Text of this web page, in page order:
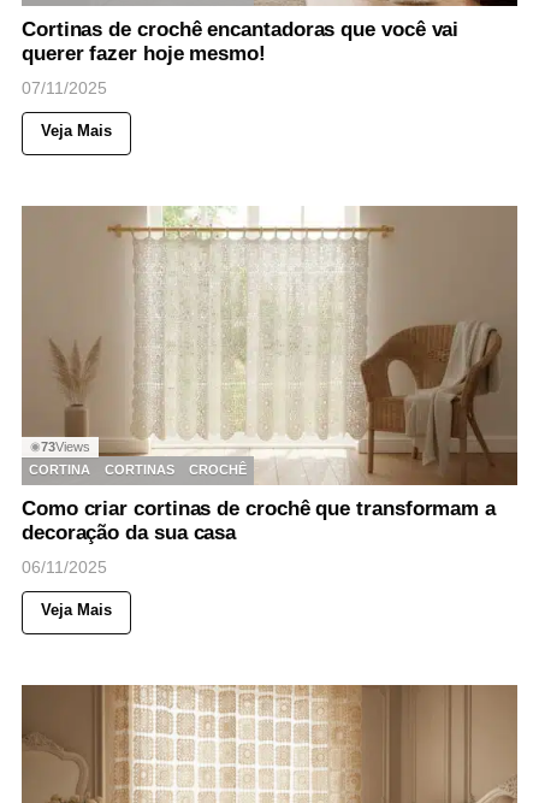
Cortinas de crochê encantadoras que você vai
querer fazer hoje mesmo!
07/11/2025
Veja Mais
◉73Views
CORTINA
CORTINAS CROCHÊ
Como criar cortinas de crochê que transformam a
decoração da sua casa
06/11/2025
Veja Mais